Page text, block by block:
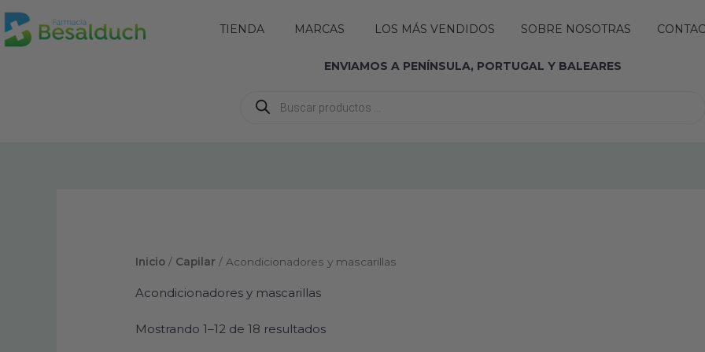
Ir
al
contenido
TIENDA Abrir TIENDA
MARCAS Abrir MARCAS
LOS MÁS VENDIDOS SOBRE NOSOTRAS
ENVIAMOS A PENÍNSULA, PORTUGAL Y BALEARES
productos
Inicio / Capilar / Acondicionadores y mascarillas
Acondicionadores y mascarillas
Mostrando 1–12 de 18 resultados